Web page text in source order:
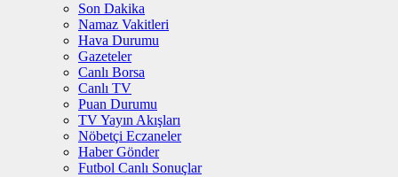
Son Dakika
Namaz Vakitleri
Hava Durumu
Gazeteler
Canlı Borsa
Canlı TV
Puan Durumu
TV Yayın Akışları
Nöbetçi Eczaneler
Haber Gönder
Futbol Canlı Sonuçlar